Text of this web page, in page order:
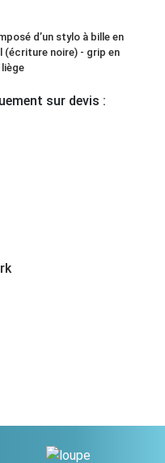
d’un stylo à bille en
(écriture noire) - grip en
sur devis :